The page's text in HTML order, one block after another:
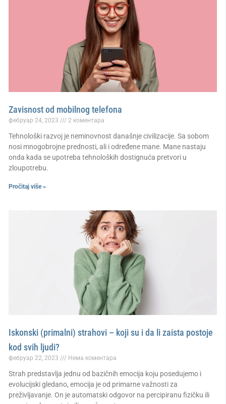
Zavisnost od mobilnog telefona
фебруар 24, 2023 2 коментара
Tehnološki razvoj je neminovnost današnje civilizacije. Sa sobom
nosi mnogobrojne prednosti, ali i određene mane. Mane nastaju
onda kada se upotreba tehnoloških dostignuća pretvori u
zloupotrebu.
Pročitaj više »
Iskonski (primalni) strahovi – koji su i da li zaista postoje
kod svih ljudi?
фебруар 22, 2023 Нема коментара
Strah predstavlja jednu od bazičnih emocija koju posedujemo i
evolucijski gledano, emocija je od primarne važnosti za
preživljavanje. On je automatski odgovor na percipiranu fizičku ili